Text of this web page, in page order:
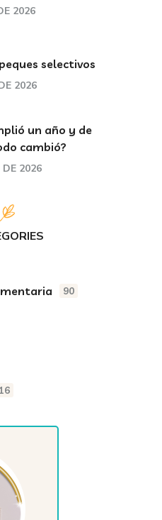
2026
selectivos
2026
un año y de
cambió?
DE 2026
90
16